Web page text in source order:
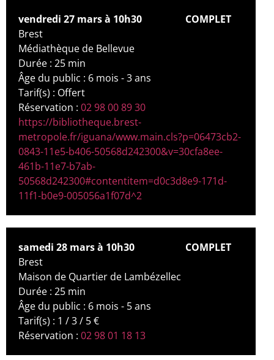
vendredi 27 mars à 10h30
COMPLET
Brest
Médiathèque de Bellevue
Durée : 25 min
Âge du public : 6 mois - 3 ans
Tarif(s) : Offert
Réservation : 02 98 00 89 30
https://bibliotheque.brest-
metropole.fr/iguana/www.main.cls?p=06473cb2-
0843-11e5-b406-50568d242300&v=30cfa8ee-
461b-11e7-b7ab-
50568d242300#contentitem=d0c3d8e9-171d-
11f1-b0e9-005056a1f07d^2
samedi 28 mars à 10h30
COMPLET
Brest
Maison de Quartier de Lambézellec
Durée : 25 min
Âge du public : 6 mois - 5 ans
Tarif(s) : 1 / 3 / 5 €
Réservation : 02 98 01 18 13